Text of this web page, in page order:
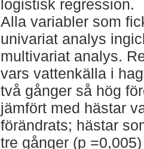
logistisk regression.
Alla variabler som
univariat analys
multivariat analys.
vars vattenkälla i
två gånger så hög
jämfört med hästar
förändrats; hästar
tre gånger (p